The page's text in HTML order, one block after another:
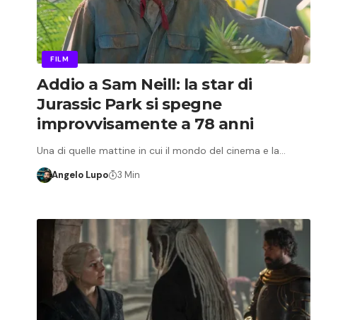
FILM
Addio a Sam Neill: la star di
Jurassic Park si spegne
improvvisamente a 78 anni
​Una di quelle mattine in cui il mondo del cinema e la…
Angelo Lupo 3 Min